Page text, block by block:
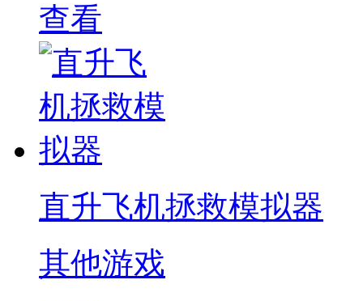
查看
直升飞机拯救模拟器
其他游戏